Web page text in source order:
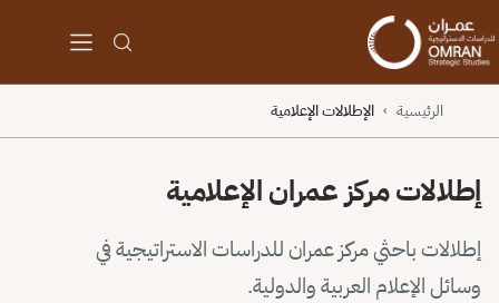
الرئيسية › الإطلالات الإعلامية
إطلالات مركز عمران الإعلامية
إطلالات باحثي مركز عمران للدراسات الاستراتيجية في
وسائل الإعلام العربية والدولية.